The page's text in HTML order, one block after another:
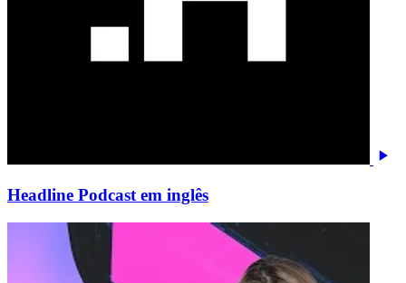
Headline Podcast em inglês